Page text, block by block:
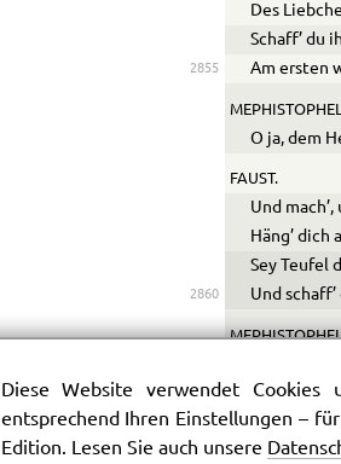
Des
Schaff’ du
2855 Am ersten
O ja, dem
FAUST.
Und
Häng’ dich
Sey Teufel
2860 Und
Faust ab.
Diese Website verwendet Cookies
entsprechend Ihren Einstellungen –
Edition. Lesen Sie auch unsere